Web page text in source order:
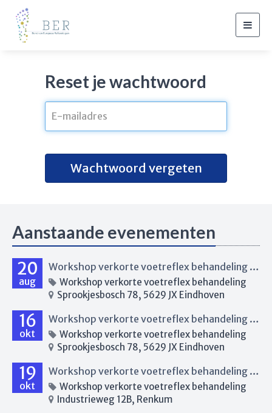
Reset je wachtwoord
Wachtwoord vergeten
Aanstaande evenementen
20
aug
Workshop verkorte voetreflex behandeling Eindhoven
Workshop verkorte voetreflex behandeling
Sprookjesbosch 78, 5629 JX Eindhoven
16
okt
Workshop verkorte voetreflex behandeling Eindhoven
Workshop verkorte voetreflex behandeling
Sprookjesbosch 78, 5629 JX Eindhoven
19
okt
Workshop verkorte voetreflex behandeling Renkum
Workshop verkorte voetreflex behandeling
Industrieweg 12B, Renkum